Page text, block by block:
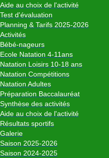
Aide au choix de l'activité
Test d'évaluation
Planning & Tarifs 2025-2026
Activités
Bébé-nageurs
Ecole Natation 4-11ans
Natation Loisirs 10-18 ans
Natation Compétitions
Natation Adultes
Préparation Baccalauréat
Synthèse des activités
Aide au choix de l'activité
Résultats sportifs
Galerie
Saison 2025-2026
Saison 2024-2025